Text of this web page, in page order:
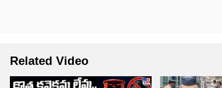
Related Video